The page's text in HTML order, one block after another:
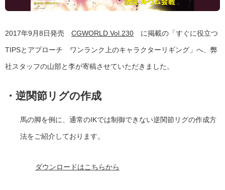
2017年9月8日発売 CGWORLD Vol.230 に掲載の「すぐに役立つ
TIPSとアプローチ ワンランク上のキャラクターリギング」へ、弊
社スタッフの山部と李が寄稿させていただきました。
・逆関節リグの作成
馬の脚を例に、通常のIKでは制御できない逆関節リグの作成方
法をご紹介しております。
ダウンロードはこちらから